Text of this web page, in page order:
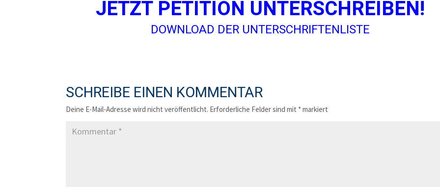
JETZT PETITION UNTERSCHREIBEN!
DOWNLOAD DER UNTERSCHRIFTENLISTE
SCHREIBE EINEN KOMMENTAR
Deine E-Mail-Adresse wird nicht veröffentlicht. Erforderliche Felder sind mit *markiert